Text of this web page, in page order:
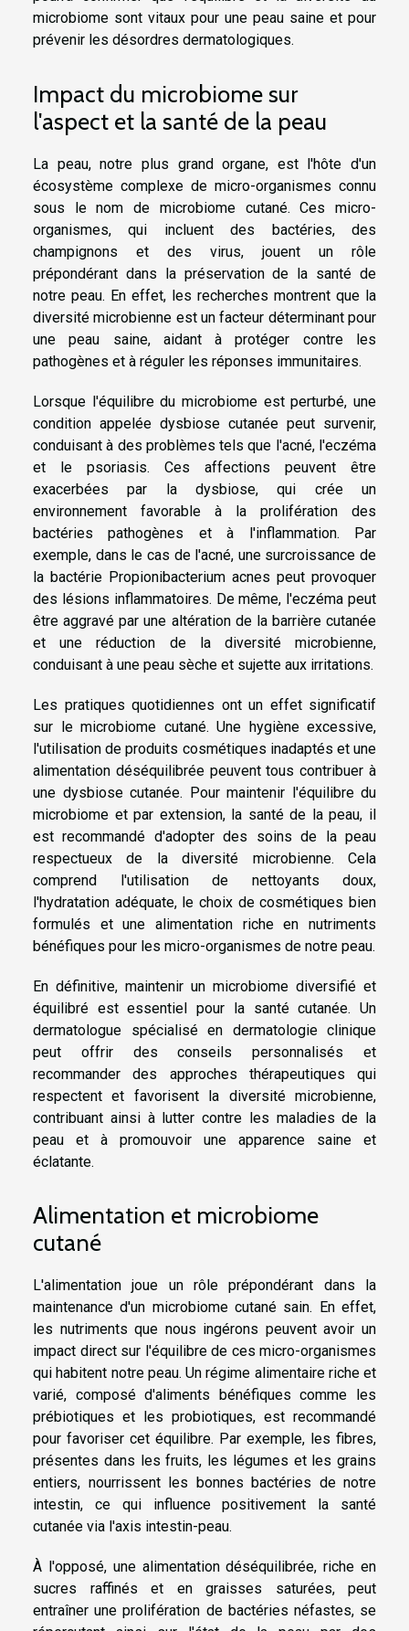
microbiome sont vitaux pour une peau saine et pour
prévenir les désordres dermatologiques.
Impact du microbiome sur
l'aspect et la santé de la peau
La peau, notre plus grand organe, est l'hôte d'un
écosystème complexe de micro-organismes connu
sous le nom de microbiome cutané. Ces micro-
organismes, qui incluent des bactéries, des
champignons et des virus, jouent un rôle
prépondérant dans la préservation de la santé de
notre peau. En effet, les recherches montrent que la
diversité microbienne est un facteur déterminant pour
une peau saine, aidant à protéger contre les
pathogènes et à réguler les réponses immunitaires.
Lorsque l'équilibre du microbiome est perturbé, une
condition appelée dysbiose cutanée peut survenir,
conduisant à des problèmes tels que l'acné, l'eczéma
et le psoriasis. Ces affections peuvent être
exacerbées par la dysbiose, qui crée un
environnement favorable à la prolifération des
bactéries pathogènes et à l'inflammation. Par
exemple, dans le cas de l'acné, une surcroissance de
la bactérie Propionibacterium acnes peut provoquer
des lésions inflammatoires. De même, l'eczéma peut
être aggravé par une altération de la barrière cutanée
et une réduction de la diversité microbienne,
conduisant à une peau sèche et sujette aux irritations.
Les pratiques quotidiennes ont un effet significatif
sur le microbiome cutané. Une hygiène excessive,
l'utilisation de produits cosmétiques inadaptés et une
alimentation déséquilibrée peuvent tous contribuer à
une dysbiose cutanée. Pour maintenir l'équilibre du
microbiome et par extension, la santé de la peau, il
est recommandé d'adopter des soins de la peau
respectueux de la diversité microbienne. Cela
comprend l'utilisation de nettoyants doux,
l'hydratation adéquate, le choix de cosmétiques bien
formulés et une alimentation riche en nutriments
bénéfiques pour les micro-organismes de notre peau.
En définitive, maintenir un microbiome diversifié et
équilibré est essentiel pour la santé cutanée. Un
dermatologue spécialisé en dermatologie clinique
peut offrir des conseils personnalisés et
recommander des approches thérapeutiques qui
respectent et favorisent la diversité microbienne,
contribuant ainsi à lutter contre les maladies de la
peau et à promouvoir une apparence saine et
éclatante.
Alimentation et microbiome
cutané
L'alimentation joue un rôle prépondérant dans la
maintenance d'un microbiome cutané sain. En effet,
les nutriments que nous ingérons peuvent avoir un
impact direct sur l'équilibre de ces micro-organismes
qui habitent notre peau. Un régime alimentaire riche et
varié, composé d'aliments bénéfiques comme les
prébiotiques et les probiotiques, est recommandé
pour favoriser cet équilibre. Par exemple, les fibres,
présentes dans les fruits, les légumes et les grains
entiers, nourrissent les bonnes bactéries de notre
intestin, ce qui influence positivement la santé
cutanée via l'axis intestin-peau.
À l'opposé, une alimentation déséquilibrée, riche en
sucres raffinés et en graisses saturées, peut
entraîner une prolifération de bactéries néfastes, se